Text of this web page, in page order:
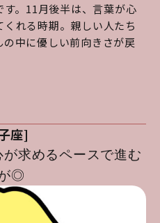
す。11月後半は、言葉が心
れる時期。親しい人たち
中に優しい前向きさが戻
座]
求めるペースで進む
◎